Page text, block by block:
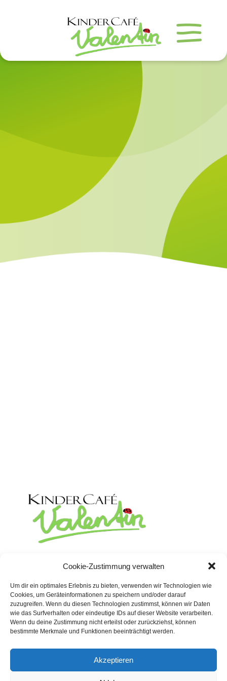
Cookie-Zustimmung verwalten
Um dir ein optimales Erlebnis zu bieten, verwenden wir Technologien wie
Cookies, um Geräteinformationen zu speichern und/oder darauf
zuzugreifen. Wenn du diesen Technologien zustimmst, können wir Daten
wie das Surfverhalten oder eindeutige IDs auf dieser Website verarbeiten.
Wenn du deine Zustimmung nicht erteilst oder zurückziehst, können
bestimmte Merkmale und Funktionen beeinträchtigt werden.
Akzeptieren
02625 Bautzen
Telefon:03591 530 158
Telefax: 03591 530 159